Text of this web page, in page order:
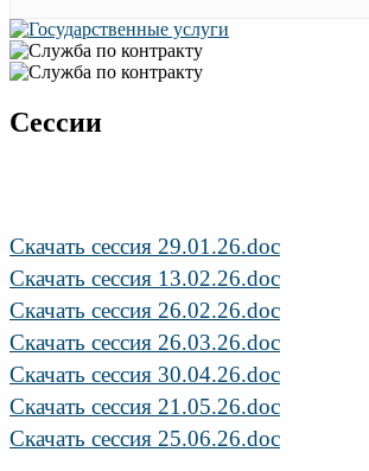
Сессии
Скачать сессия 29.01.26.doc
Скачать сессия 13.02.26.doc
Скачать сессия 26.02.26.doc
Скачать сессия 26.03.26.doc
Скачать сессия 30.04.26.doc
Скачать сессия 21.05.26.doc
Скачать сессия 25.06.26.doc